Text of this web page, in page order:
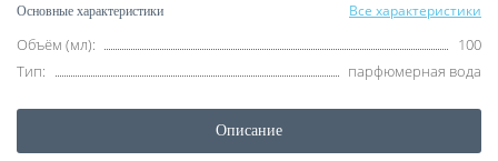
Основные характеристики Все характеристики
Объём (мл):
100
Тип:
парфюмерная вода
Описание